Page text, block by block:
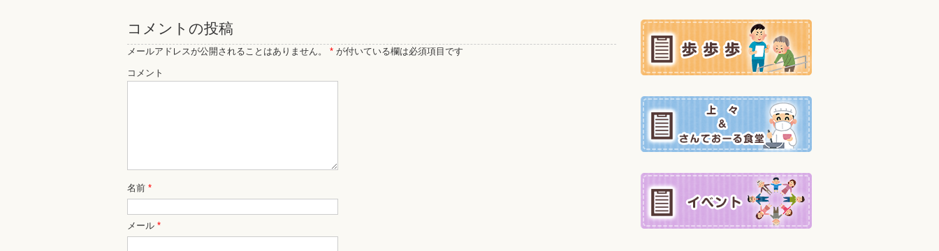
コメントの投稿
メールアドレスが公開されることはありません。 * が付いている欄は必須項目です
コメント
名前 *
メール *